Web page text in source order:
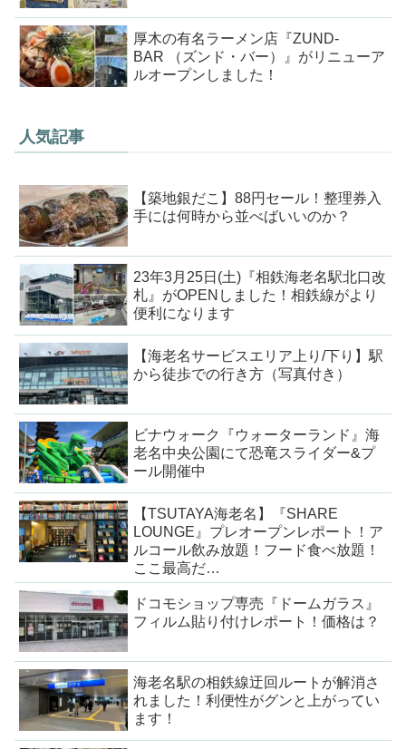
厚木の有名ラーメン店『ZUND-
BAR （ズンド・バー）』がリニューア
ルオープンしました！
人気記事
【築地銀だこ】88円セール！整理券入
手には何時から並べばいいのか？
23年3月25日(土)『相鉄海老名駅北口改
札』がOPENしました！相鉄線がより
便利になります
【海老名サービスエリア上り/下り】駅
から徒歩での行き方（写真付き）
ビナウォーク『ウォーターランド』海
老名中央公園にて恐竜スライダー&プ
ール開催中
【TSUTAYA海老名】『SHARE
LOUNGE』プレオープンレポート！ア
ルコール飲み放題！フード食べ放題！
ここ最高だ…
ドコモショップ専売『ドームガラス』
フィルム貼り付けレポート！価格は？
海老名駅の相鉄線迂回ルートが解消さ
れました！利便性がグンと上がってい
ます！